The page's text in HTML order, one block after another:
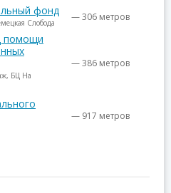
фонд
Слобода — 306 метров
помощи
БЦ На
— 386 метров
— 917 метров